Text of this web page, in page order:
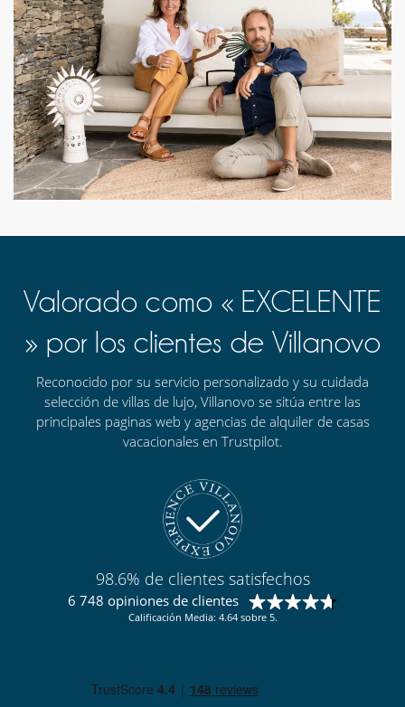
Valorado como « EXCELENTE
» por los clientes de Villanovo
Reconocido por su servicio personalizado y su cuidada
selección de villas de lujo, Villanovo se sitúa entre las
principales paginas web y agencias de alquiler de casas
vacacionales en Trustpilot.
98.6% de clientes satisfechos
6 748 opiniones de clientes
Calificación Media: 4.64 sobre 5.